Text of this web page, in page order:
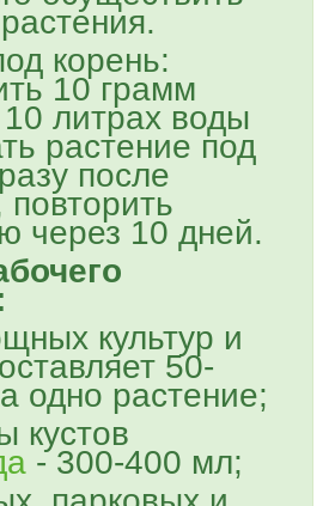
корень:
10 грамм
10 литрах воды
растение под
после
повторить
через 10 дней.
культур и
50-
одно растение;
кустов
- 300-400 мл;